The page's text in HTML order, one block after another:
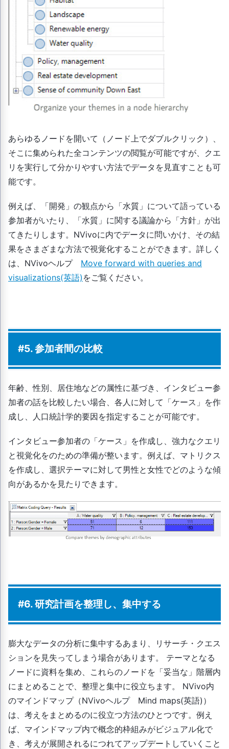
あらゆるノードを開いて（ノード上でダブルクリック）、
そこに集められた全コンテンツの閲覧が可能ですが、クエ
リを実行して分かりやすい方法でデータを見直すことも可
能です。
例えば、「開発」の観点から「水質」について語っている
参加者がいたり、「水質」に関する議論から「方針」が出
てきたりします。NVivoに内でデータに問いかけ、その結
果をさまざまな方法で視覚化することができます。詳しく
は、NVivoヘルプ Move forward with queries and
visualizations(英語) をご覧ください。
#5. 参加者間の比較
年齢、性別、居住地などの属性に基づき、インタビュー参
加者の話を比較したい場合、各人に対して「ケース」を作
成し、人口統計学的要因を指定することが可能です。
インタビュー参加者の「ケース」を作成し、強力なクエリ
と視覚化をのための準備が整います。例えば、マトリクス
を作成し、選択テーマに対して男性と女性でどのような傾
向があるかを見たりできます。
#6. 研究計画を整理し、集中する
膨大なデータの分析に集中するあまり、リサーチ・クエス
ションを見失ってしまう場合があります。 テーマとなる
ノードに資料を集め、これらのノードを「妥当な」階層内
にまとめることで、整理と集中に役立ちます。 NVivo内
のマインドマップ（NVivoヘルプ Mind maps(英語)）
は、考えをまとめるのに役立つ方法のひとつです。例え
ば、マインドマップ内で概念的枠組みがビジュアル化で
き、考えが展開されるにつれてアップデートしていくこと